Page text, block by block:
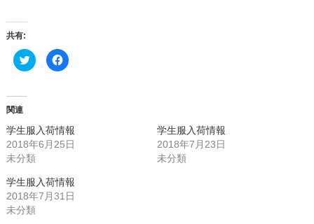
共有:
ク
リ
共
有
(新
し
い
ウ
ィ
ン
ド
ウ
で
開
Facebook
で
ク
リ
ッ
ク
く
だ
さ
い
関連
学生服入荷情報
2018年6月25日
未分類
学生服入荷情報
2018年7月23日
未分類
学生服入荷情報
2018年7月31日
未分類